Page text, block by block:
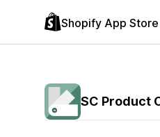
Shopify App Store
SC Product